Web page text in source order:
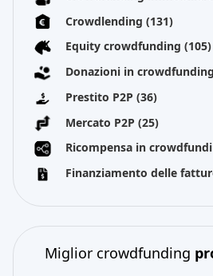
Crowdlending (131)
Equity crowdfunding (105)
Donazioni in crowdfunding
Prestito P2P (36)
Mercato P2P (25)
Ricompensa in
Finanziamento delle
Miglior crowdfunding